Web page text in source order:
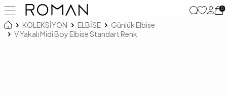
0
KOLEKSİYON ELBİSE
Günlük Elbise
V Yakalı Midi Boy Elbise Standart Renk